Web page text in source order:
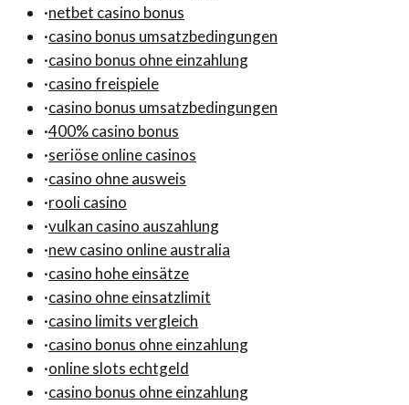
·netbet casino bonus
·casino bonus umsatzbedingungen
·casino bonus ohne einzahlung
·casino freispiele
·casino bonus umsatzbedingungen
·400% casino bonus
·seriöse online casinos
·casino ohne ausweis
·rooli casino
·vulkan casino auszahlung
·new casino online australia
·casino hohe einsätze
·casino ohne einsatzlimit
·casino limits vergleich
·casino bonus ohne einzahlung
·online slots echtgeld
·casino bonus ohne einzahlung